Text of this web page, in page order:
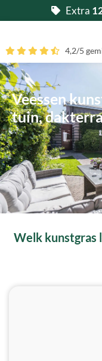
naar
inhoud
Extra
4,2/5
Veessen
tuin,
Welk kunstgras